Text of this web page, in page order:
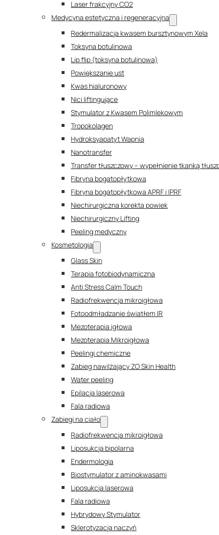
Laser frakcyjny CO2
Medycyna estetyczna i regeneracyjna
Redermalizacja kwasem bursztynowym Xela
Toksyna botulinowa
Lip flip (toksyna botulinowa)
Powiększanie ust
Kwas hialuronowy
Nici liftingujące
Stymulator z Kwasem Polimlekowym
Tropokolagen
Hydroksyapatyt Wapnia
Nanotransfer
Transfer tłuszczowy – wypełnienie tkanką
Fibryna bogatopłytkowa
Fibryna bogatopłytkowa APRF i IPRF
Niechirurgiczna korekta powiek
Niechirurgiczny Lifting
Peeling medyczny
Kosmetologia
Glass Skin
Terapia fotobiodynamiczna
Anti Stress Calm Touch
Radiofrekwencja mikroigłowa
Fotoodmładzanie światłem IR
Mezoterapia igłowa
Mezoterapia Mikroigłowa
Peelingi chemiczne
Zabieg nawilżający ZO Skin Health
Water peeling
Epilacja laserowa
Fala radiowa
Zabiegi na ciało
Radiofrekwencja mikroigłowa
Liposukcja bipolarna
Endermologia
Biostymulator z aminokwasami
Liposukcja laserowa
Fala radiowa
Hybrydowy Stymulator
Sklerotyzacja naczyń